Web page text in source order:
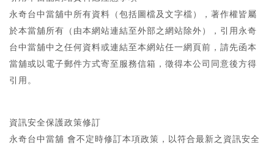
永奇台中當舖中所有資料（包括圖檔及文字檔），著作權皆屬
於本當舖所有（由本網站連結至外部之網站除外），引用永奇
台中當舖中之任何資料或連結至本網站任一網頁前，請先函本
當舖或以電子郵件方式寄至服務信箱，徵得本公司同意後方得
引用。
資訊安全保護政策修訂
永奇台中當舖 會不定時修訂本項政策，以符合最新之資訊安全